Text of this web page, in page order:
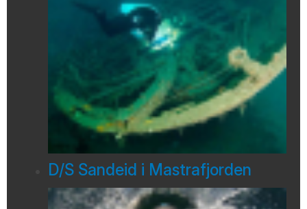
D/S Sandeid i Mastrafjorden